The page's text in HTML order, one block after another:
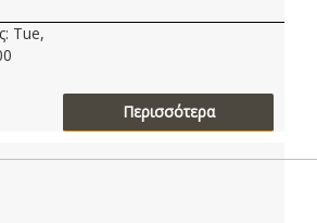
Tue,
Περισσότερα